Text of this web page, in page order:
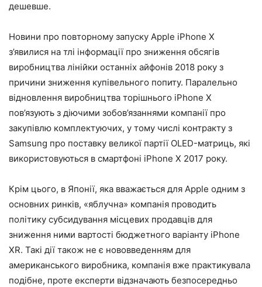
дешевше.
Новини про повторному запуску Apple iPhone X
з’явилися на тлі інформації про зниження обсягів
виробництва лінійки останніх айфонів 2018 року з
причини зниження купівельного попиту. Паралельно
відновлення виробництва торішнього iPhone X
пов’язують з діючими зобов’язаннями компанії про
закупівлю комплектуючих, у тому числі контракту з
Samsung про поставку великої партії OLED-матриць, які
використовуються в смартфоні iPhone X 2017 року.
Крім цього, в Японії, яка вважається для Apple одним з
основних ринків, «яблучна» компанія проводить
політику субсидування місцевих продавців для
зниження ними вартості бюджетного варіанту iPhone
XR. Такі дії також не є нововведенням для
американського виробника, компанія вже практикувала
подібне, проте експерти відзначають безпосередньо